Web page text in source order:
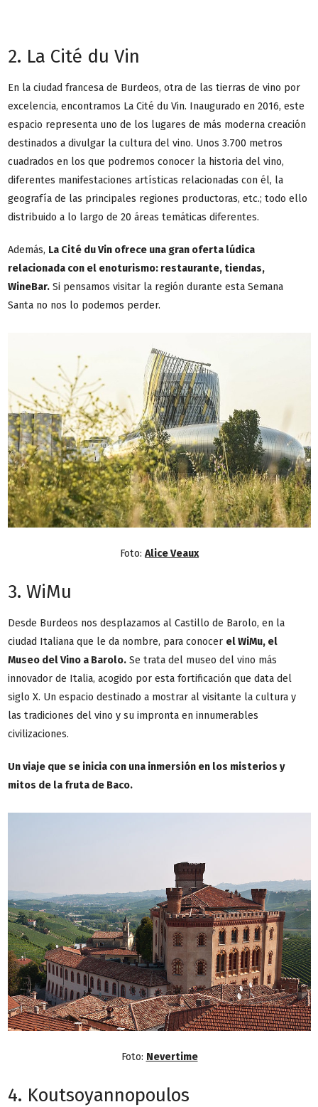
2. La Cité du Vin
En la ciudad francesa de Burdeos, otra de las tierras de vino por
excelencia, encontramos La Cité du Vin. Inaugurado en 2016, este
espacio representa uno de los lugares de más moderna creación
destinados a divulgar la cultura del vino. Unos 3.700 metros
cuadrados en los que podremos conocer la historia del vino,
diferentes manifestaciones artísticas relacionadas con él, la
geografía de las principales regiones productoras, etc.; todo ello
distribuido a lo largo de 20 áreas temáticas diferentes.
Además, La Cité du Vin ofrece una gran oferta lúdica
relacionada con el enoturismo: restaurante, tiendas,
WineBar. Si pensamos visitar la región durante esta Semana
Santa no nos lo podemos perder.
Foto: Alice Veaux
3. WiMu
Desde Burdeos nos desplazamos al Castillo de Barolo, en la
ciudad Italiana que le da nombre, para conocer el WiMu, el
Museo del Vino a Barolo. Se trata del museo del vino más
innovador de Italia, acogido por esta fortificación que data del
siglo X. Un espacio destinado a mostrar al visitante la cultura y
las tradiciones del vino y su impronta en innumerables
civilizaciones.
Un viaje que se inicia con una inmersión en los misterios y
mitos de la fruta de Baco.
Foto: Nevertime
4. Koutsoyannopoulos